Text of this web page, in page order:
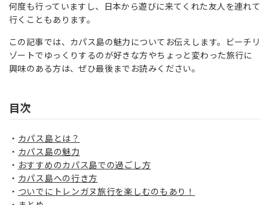
何度も行っていますし、日本から遊びに来てくれた友人を連れて
行くこともあります。
この記事では、カパス島の魅力についてお伝えします。ビーチリ
ゾートでゆっくりするのが好きな方やちょっと変わった旅行に
興味のある方は、ぜひ最後までお読みください。
目次
カパス島とは？
カパス島の魅力
おすすめのカパス島での過ごし方
カパス島への行き方
ついでにトレンガヌ旅行を楽しむのもあり！